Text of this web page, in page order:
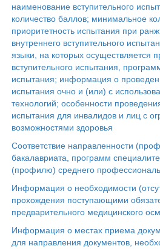
наименование вступительного
количество баллов; минимальное
приоритетность испытания при
внутреннего вступительного
языки, на которых осуществляется
вступительного испытания,
испытания; информация о
испытания очно и (или) с
технологий; особенности
испытания для инвалидов и лиц с
возможностями здоровья
Соответствие направленности
бакалавриата, программ
(профилю) среднего
Информация о необходимости
прохождения поступающими
предварительного медицинского
Информация о местах приема
для направления документов,